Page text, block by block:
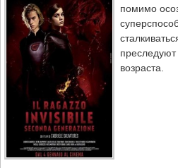
помимо
возраста.